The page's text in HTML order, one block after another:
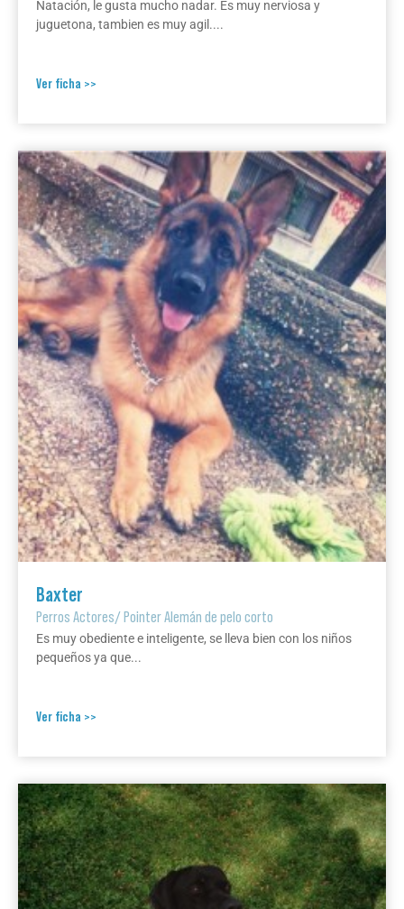
Natación, le gusta mucho nadar. Es muy nerviosa y
juguetona, tambien es muy agil....
Ver ficha >>
Baxter
Perros Actores/Pointer Alemán de pelo corto
Es muy obediente e inteligente, se lleva bien con los niños
pequeños ya que...
Ver ficha >>